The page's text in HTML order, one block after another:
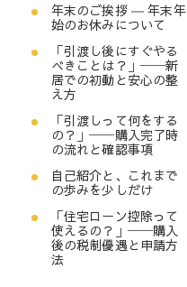
年末のご挨拶 ― 年末年
始のお休みについて
「引渡し後にすぐやる
べきことは？」──新
居での初動と安心の整
え方
「引渡しって何をする
の？」──購入完了時
の流れと確認事項
自己紹介と、これまで
の歩みを少しだけ
「住宅ローン控除って
使えるの？」──購入
後の税制優遇と申請方
法